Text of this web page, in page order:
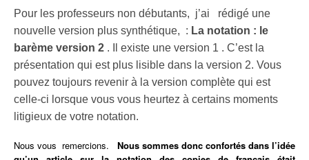
Pour les professeurs non débutants, j’ai rédigé une
nouvelle version plus synthétique, : La notation : le
barème version 2 . Il existe une version 1 . C’est la
présentation qui est plus lisible dans la version 2. Vous
pouvez toujours revenir à la version complète qui est
celle-ci lorsque vous vous heurtez à certains moments
litigieux de votre notation.
Nous vous remercions.
Nous sommes donc confortés dans l’idée